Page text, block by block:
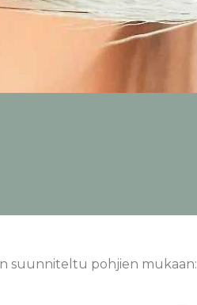
suunniteltu pohjien mukaan: